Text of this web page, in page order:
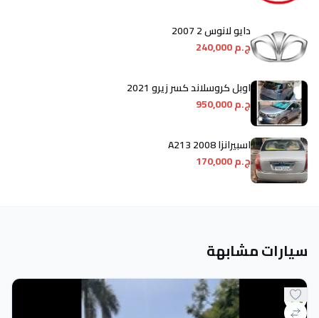
دايو لانوس 2 2007
ج.م 240,000
اوبل كروسلاند كسر زيرو 2021
ج.م 950,000
اسبيرانزا A213 2008
ج.م 170,000
سيارات مشابهة